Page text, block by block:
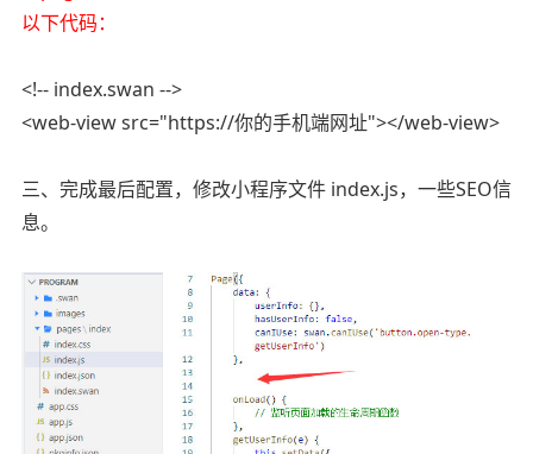
以下代码：
<!-- index.swan -->
<web-view src="https://你的手机端网址"></web-view>
三、完成最后配置，修改小程序文件 index.js，一些SEO信
息。